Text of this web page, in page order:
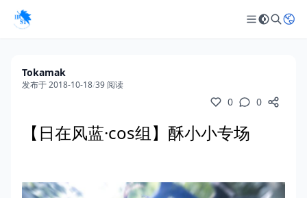
Tokamak
发布于 2018-10-18/39 阅读
0 0
【日在风蓝·cos组】酥小小专场